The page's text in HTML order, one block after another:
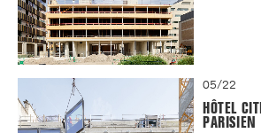
05/22
HÔTEL
PARISIEN